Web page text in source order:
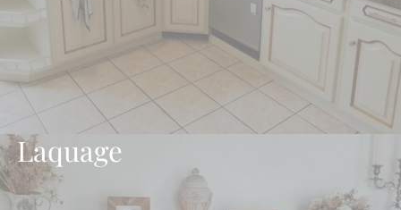
Laquage